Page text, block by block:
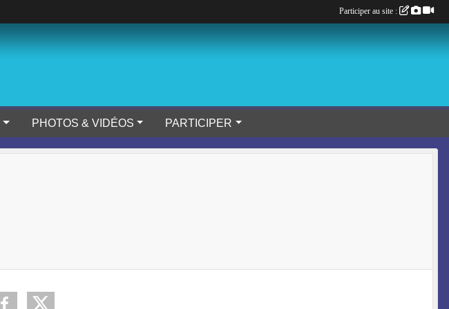
PHOTOS & VIDÉOS PARTICIPER
Participer au site :